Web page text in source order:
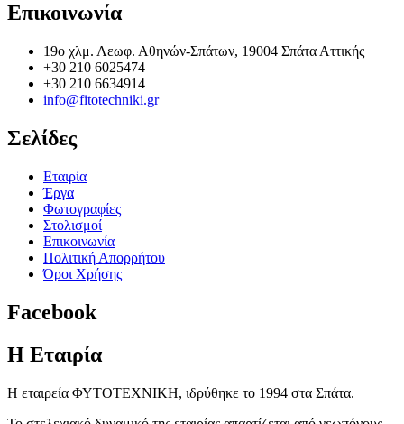
Επικοινωνία
19o χλμ. Λεωφ. Αθηνών-Σπάτων, 19004 Σπάτα Αττικής
+30 210 6025474
+30 210 6634914
info@fitotechniki.gr
Σελίδες
Εταιρία
Έργα
Φωτογραφίες
Στολισμοί
Επικοινωνία
Πολιτική Απορρήτου
Όροι Χρήσης
Facebook
Η Εταιρία
Η εταιρεία ΦΥΤΟΤΕΧΝΙΚΗ, ιδρύθηκε το 1994 στα Σπάτα.